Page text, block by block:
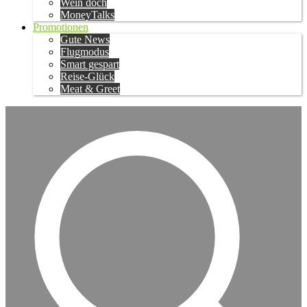
Wein doch
MoneyTalks
Promotionen
Gute News
Flugmodus
Smart gespart
Reise-Glück
Meat & Greet